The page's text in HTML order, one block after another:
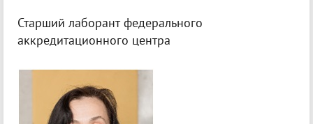
Старший лаборант федерального
аккредитационного центра